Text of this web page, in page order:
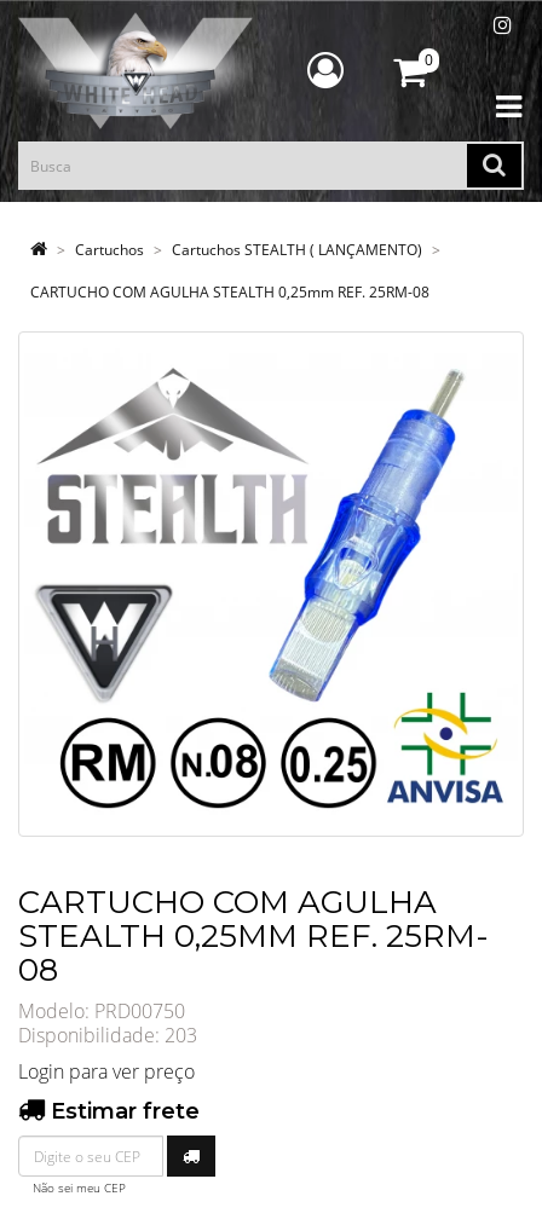
0
Cartuchos Cartuchos STEALTH ( LANÇAMENTO)
CARTUCHO COM AGULHA STEALTH 0,25mm REF. 25RM-08
CARTUCHO COM AGULHA
STEALTH 0,25MM REF. 25RM-
08
Modelo: PRD00750
Disponibilidade: 203
Login para ver preço
Estimar frete
Não sei meu CEP